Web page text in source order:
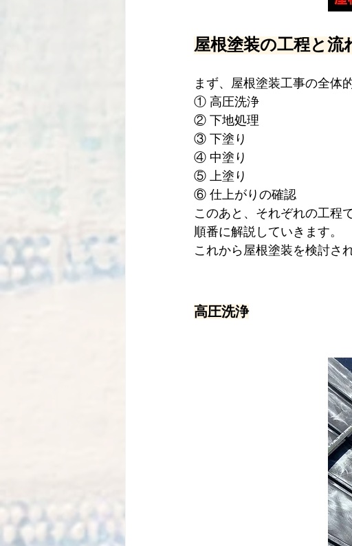
屋根塗装の工程と流
まず、屋根塗装工事の全体
① 高圧洗浄
② 下地処理
③ 下塗り
④ 中塗り
⑤ 上塗り
⑥ 仕上がりの確認
このあと、それぞれの工程
順番に解説していきます。
これから屋根塗装を検討さ
高圧洗浄